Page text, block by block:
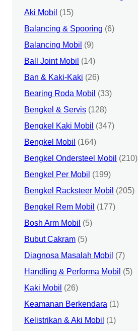
Aki Mobil (15)
Balancing & Spooring (6)
Balancing Mobil (9)
Ball Joint Mobil (14)
Ban & Kaki-Kaki (26)
Bearing Roda Mobil (33)
Bengkel & Servis (128)
Bengkel Kaki Mobil (347)
Bengkel Mobil (164)
Bengkel Ondersteel Mobil (210)
Bengkel Per Mobil (199)
Bengkel Racksteer Mobil (205)
Bengkel Rem Mobil (177)
Bosh Arm Mobil (5)
Bubut Cakram (5)
Diagnosa Masalah Mobil (7)
Handling & Performa Mobil (5)
Kaki Mobil (26)
Keamanan Berkendara (1)
Kelistrikan & Aki Mobil (1)